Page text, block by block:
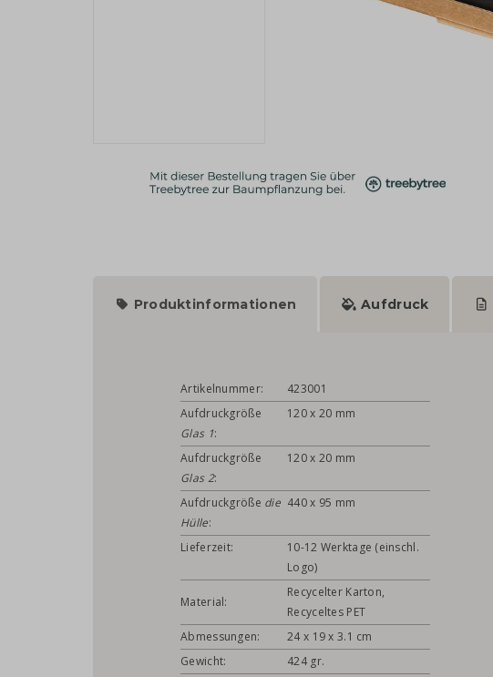
Produktinformationen Aufdruck
Artikelnummer:
423001
Aufdruckgröße
Glas 1:
120 x 20 mm
Aufdruckgröße
Glas 2:
120 x 20 mm
Aufdruckgröße die
Hülle:
440 x 95 mm
Lieferzeit:
10-12 Werktage (einschl.
Logo)
Material:
Recycelter Karton,
Recyceltes PET
Abmessungen:
24 x 19 x 3.1 cm
Gewicht:
424 gr.